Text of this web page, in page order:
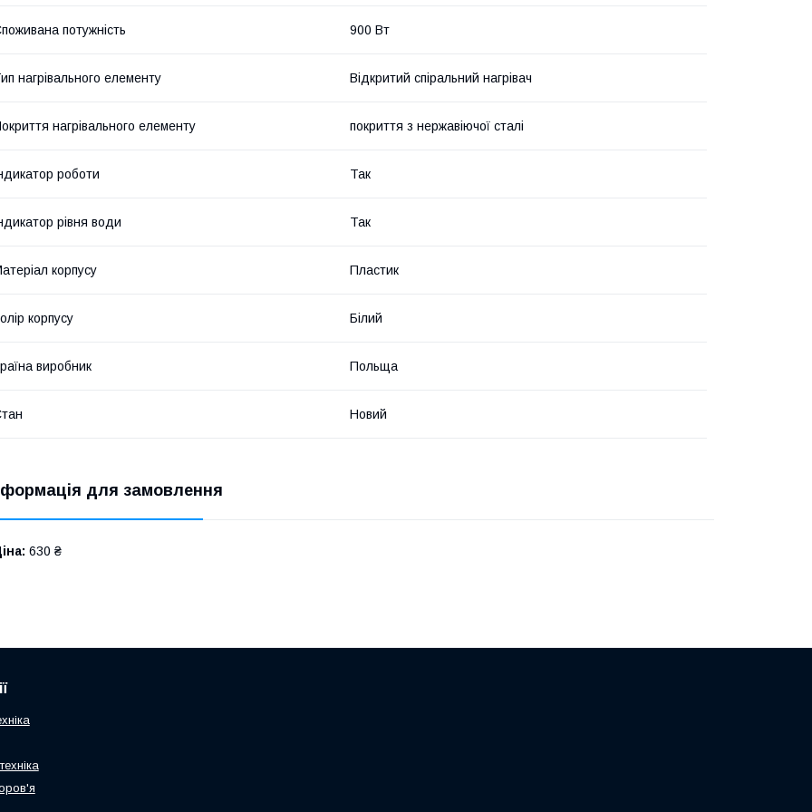
потужність 900 Вт
нагрівального елементу Відкритий спіральний нагрівач
нагрівального елементу покриття з нержавіючої сталі
роботи Так
рівня води Так
корпусу Пластик
корпусу Білий
виробник Польща
Новий
для замовлення
630 ₴